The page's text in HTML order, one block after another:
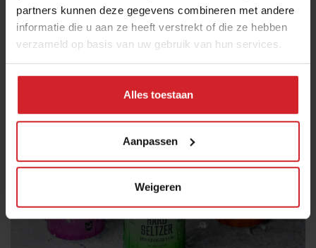
partners kunnen deze gegevens combineren met andere
informatie die u aan ze heeft verstrekt of die ze hebben
verzameld op basis van uw gebruik van hun services.
Alles toestaan
Aanpassen
Weigeren
Neurowetenschapper Victor Lamme over het brein van de
8 april 2021 | 3 min